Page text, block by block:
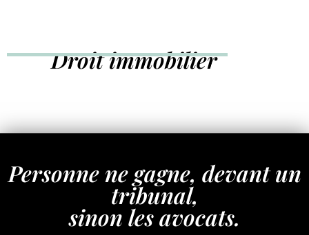
Droit immobilier
Personne ne gagne, devant un
tribunal,
sinon les avocats.